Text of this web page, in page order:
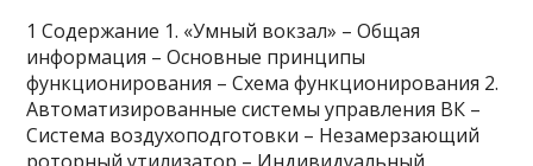
1 Содержание 1. «Умный вокзал» – Общая
информация – Основные принципы
функционирования – Схема функционирования 2.
Автоматизированные системы управления ВК –
Система воздухоподготовки – Незамерзающий